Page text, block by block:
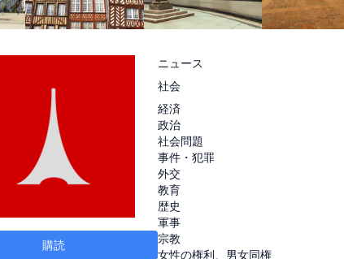
購読
ニュース
社会
経済
政治
社会問題
事件・犯罪
外交
教育
歴史
軍事
宗教
女性の権利、男女同権